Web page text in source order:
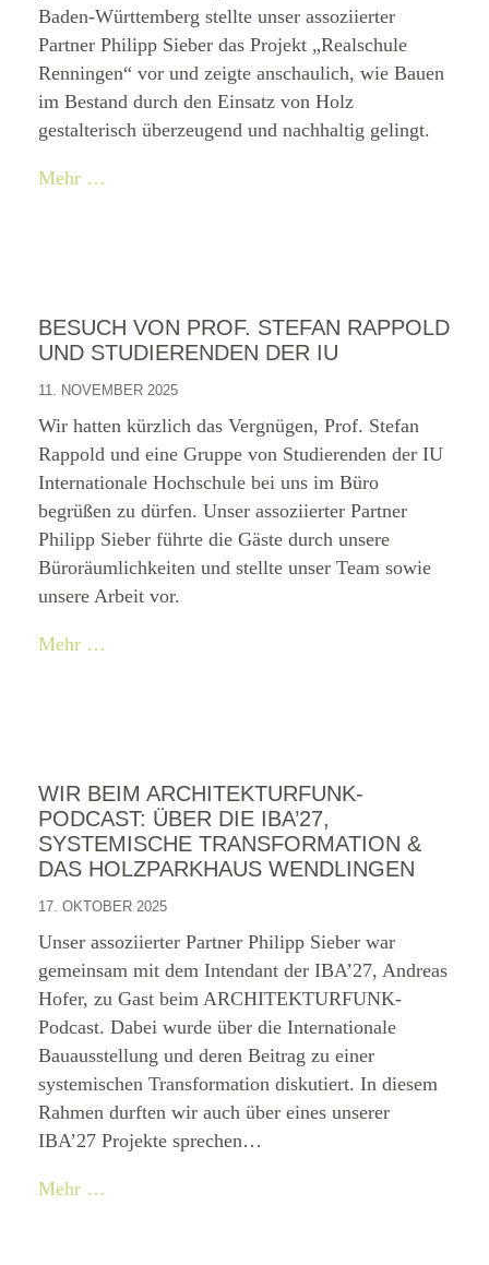
Baden-Württemberg stellte unser assoziierter
Partner Philipp Sieber das Projekt „Realschule
Renningen“ vor und zeigte anschaulich, wie Bauen
im Bestand durch den Einsatz von Holz
gestalterisch überzeugend und nachhaltig gelingt.
Mehr …
BESUCH VON PROF. STEFAN RAPPOLD
UND STUDIERENDEN DER IU
11. NOVEMBER 2025
Wir hatten kürzlich das Vergnügen, Prof. Stefan
Rappold und eine Gruppe von Studierenden der IU
Internationale Hochschule bei uns im Büro
begrüßen zu dürfen. Unser assoziierter Partner
Philipp Sieber führte die Gäste durch unsere
Büroräumlichkeiten und stellte unser Team sowie
unsere Arbeit vor.
Mehr …
WIR BEIM ARCHITEKTURFUNK-
PODCAST: ÜBER DIE IBA’27,
SYSTEMISCHE TRANSFORMATION &
DAS HOLZPARKHAUS WENDLINGEN
17. OKTOBER 2025
Unser assoziierter Partner Philipp Sieber war
gemeinsam mit dem Intendant der IBA’27, Andreas
Hofer, zu Gast beim ARCHITEKTURFUNK-
Podcast. Dabei wurde über die Internationale
Bauausstellung und deren Beitrag zu einer
systemischen Transformation diskutiert. In diesem
Rahmen durften wir auch über eines unserer
IBA’27 Projekte sprechen…
Mehr …